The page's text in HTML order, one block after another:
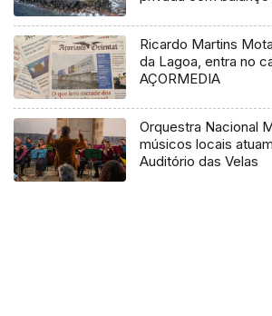
Ricardo Martins
da Lagoa, entra no
AÇORMEDIA
Orquestra Nacional
músicos locais
Auditório das Velas